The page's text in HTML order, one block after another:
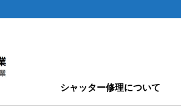
シャッター修理について